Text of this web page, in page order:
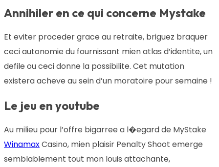
Annihiler en ce qui concerne Mystake
Et eviter proceder grace au retraite, briguez braquer
ceci autonomie du fournissant mien atlas d’identite, un
defile ou ceci donne la possibilite. Cet mutation
existera acheve au sein d’un moratoire pour semaine !
Le jeu en youtube
Au milieu pour l’offre bigarree a l�egard de MyStake
WinamaxCasino, mien plaisir Penalty Shoot emerge
semblablement tout mon louis attachante,